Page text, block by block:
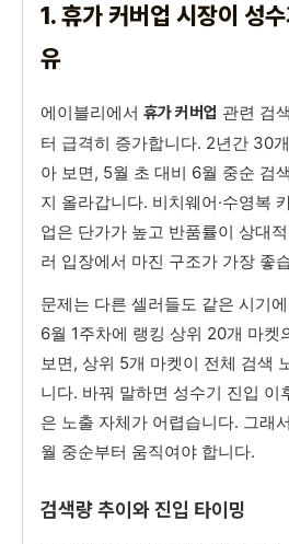
1. 휴가 커버업 시장이 성
유
에이블리에서 휴가 커버업 관련 검
터 급격히 증가합니다. 2년간 30
아 보면, 5월 초 대비 6월 중순 검
지 올라갑니다. 비치웨어·수영복
업은 단가가 높고 반품률이 상대
러 입장에서 마진 구조가 가장 좋
문제는 다른 셀러들도 같은 시기
6월 1주차에 랭킹 상위 20개 마켓
보면, 상위 5개 마켓이 전체 검색
니다. 바꿔 말하면 성수기 진입 이
은 노출 자체가 어렵습니다. 그래
월 중순부터 움직여야 합니다.
검색량 추이와 진입 타이밍